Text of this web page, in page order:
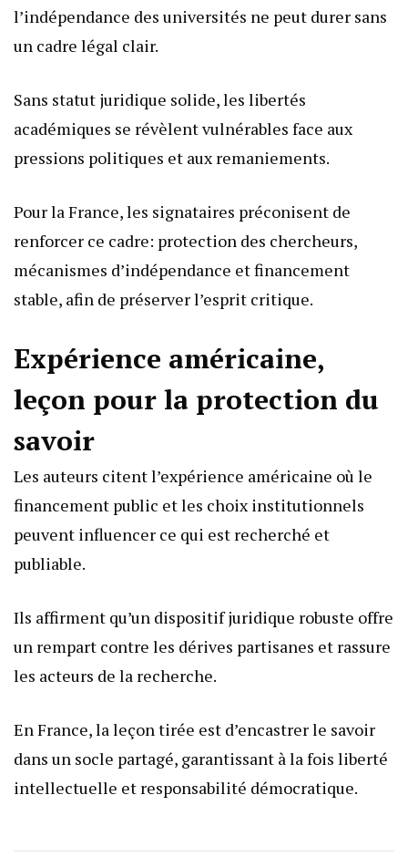
l’indépendance des universités ne peut durer sans
un cadre légal clair.
Sans statut juridique solide, les libertés
académiques se révèlent vulnérables face aux
pressions politiques et aux remaniements.
Pour la France, les signataires préconisent de
renforcer ce cadre: protection des chercheurs,
mécanismes d’indépendance et financement
stable, afin de préserver l’esprit critique.
Expérience américaine,
leçon pour la protection du
savoir
Les auteurs citent l’expérience américaine où le
financement public et les choix institutionnels
peuvent influencer ce qui est recherché et
publiable.
Ils affirment qu’un dispositif juridique robuste offre
un rempart contre les dérives partisanes et rassure
les acteurs de la recherche.
En France, la leçon tirée est d’encastrer le savoir
dans un socle partagé, garantissant à la fois liberté
intellectuelle et responsabilité démocratique.